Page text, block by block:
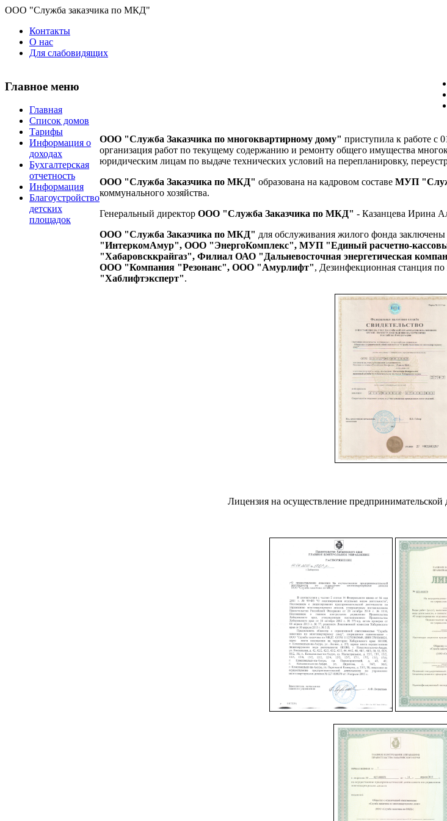
ООО "Служба заказчика по МКД"
Контакты
О нас
Для слабовидящих
Главное меню
Главная
Список домов
Тарифы
Информация о
доходах
Бухгалтерская
отчетность
Информация
Благоустройство
детских
площадок
ООО "Служба Заказчика по многоквартирному дому" приступила к работе с
организация работ по текущему содержанию и ремонту общего имущества
юридическим лицам по выдаче технических условий на перепланировку,
ООО "Служба Заказчика по МКД" образована на кадровом составе МУП
коммунального хозяйства.
Генеральный директор ООО "Служба Заказчика по МКД" - Казанцева Ирина
ООО "Служба Заказчика по МКД" для обслуживания жилого фонда
"ИнтеркомАмур", ООО "ЭнергоКомплекс", МУП "Единый расчетно-
"Хабаровсккрайгаз", Филиал ОАО "Дальневосточная энергетическая
ООО "Компания "Резонанс", ООО "Амурлифт", Дезинфекционная станция
"Хаблифтэксперт".
Лицензия на осуществление